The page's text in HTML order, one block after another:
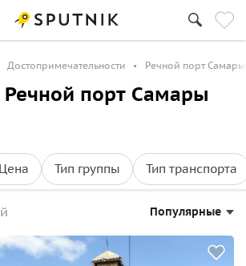
Достопримечательности Речной порт Самары
Речной порт Самары
Цена Тип группы Тип транспорта
Популярные